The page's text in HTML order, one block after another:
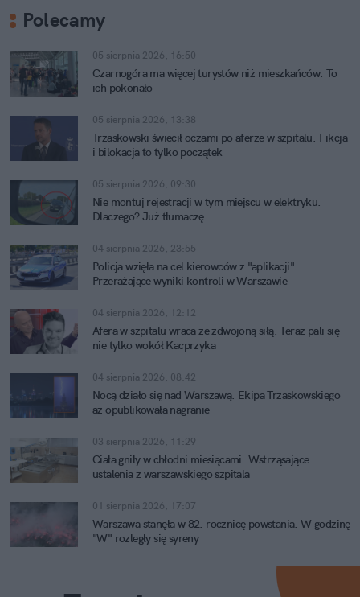
Polecamy
05 sierpnia 2026, 16:50
Czarnogóra ma więcej turystów niż mieszkańców. To
ich pokonało
05 sierpnia 2026, 13:38
Trzaskowski świecił oczami po aferze w szpitalu. Fikcja
i bilokacja to tylko początek
05 sierpnia 2026, 09:30
Nie montuj rejestracji w tym miejscu w elektryku.
Dlaczego? Już tłumaczę
04 sierpnia 2026, 23:55
Policja wzięła na cel kierowców z "aplikacji".
Przerażające wyniki kontroli w Warszawie
04 sierpnia 2026, 12:12
Afera w szpitalu wraca ze zdwojoną siłą. Teraz pali się
nie tylko wokół Kacprzyka
04 sierpnia 2026, 08:42
Nocą działo się nad Warszawą. Ekipa Trzaskowskiego
aż opublikowała nagranie
03 sierpnia 2026, 11:29
Ciała gniły w chłodni miesiącami. Wstrząsające
ustalenia z warszawskiego szpitala
01 sierpnia 2026, 17:07
Warszawa stanęła w 82. rocznicę powstania. W godzinę
"W" rozległy się syreny